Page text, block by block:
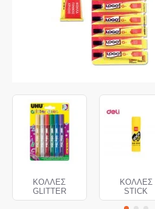
ΚΟΛΛΕΣ
GLITTER
ΚΟΛΛΕΣ
STICK